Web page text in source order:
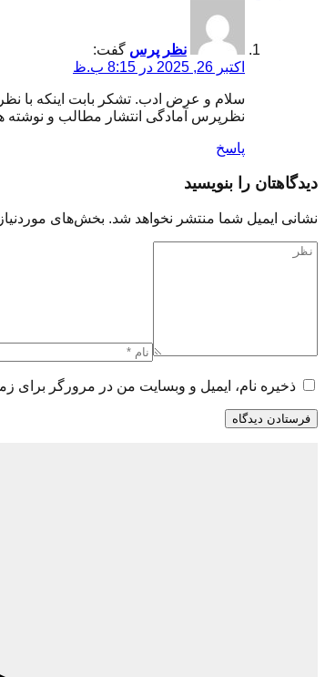
نظر پرس گفت:
اکتبر 26, 2025 در 8:15 ب.ظ
سلام و عرض ادب. تشکر بابت اینکه با
نظرپرس آمادگی انتشار مطالب و نوشته
پاسخ
دیدگاهتان را بنویسید
نشانی ایمیل شما منتشر نخواهد شد. بخش‌های
ذخیره نام، ایمیل و وبسایت من در مرورگر برای